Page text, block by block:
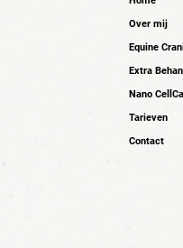
Over mij
Equine
Extra
Nano
Tarieven
Contact